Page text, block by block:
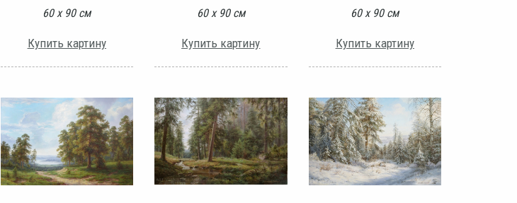
60 х 90 см
Купить картину
60 х 90 см
Купить картину
60 х 90 см
Купить картину